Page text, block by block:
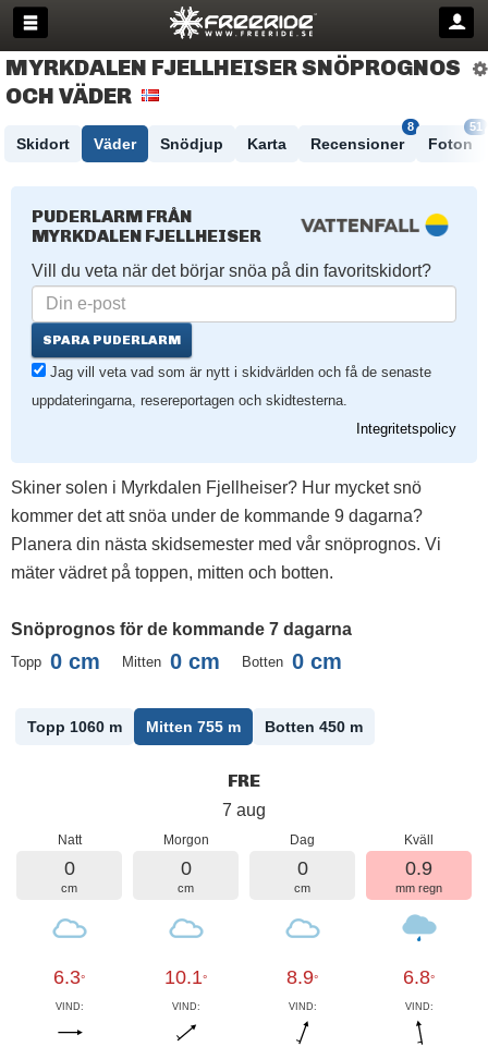
MYRKDALEN FJELLHEISER SNÖPROGNOS
OCH VÄDER
Skidort Väder Snödjup Karta Recensioner
8
Foton
51
PUDERLARM FRÅN
MYRKDALEN FJELLHEISER
Vill du veta när det börjar snöa på din favoritskidort?
SPARA PUDERLARM
Jag vill veta vad som är nytt i skidvärlden och få de senaste
uppdateringarna, resereportagen och skidtesterna.
Integritetspolicy
Skiner solen i Myrkdalen Fjellheiser? Hur mycket snö
kommer det att snöa under de kommande 9 dagarna?
Planera din nästa skidsemester med vår snöprognos. Vi
mäter vädret på toppen, mitten och botten.
Snöprognos för de kommande 7 dagarna
Topp 0 cm Mitten 0 cm Botten 0 cm
Topp 1060 m Mitten 755 m Botten 450 m
FRE
7 aug
Natt
0
cm
6.3°
VIND:
Morgon
0
cm
10.1°
VIND:
Dag
0
cm
8.9°
VIND:
Kväll
0.9
mm regn
6.8°
VIND: